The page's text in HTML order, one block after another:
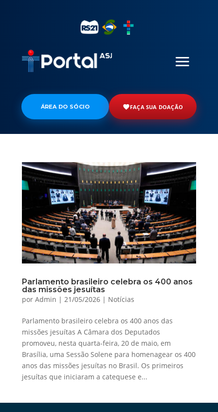
ÁREA DO SÓCIO FAÇA SUA DOAÇÃO
Parlamento brasileiro celebra os 400 anos
das missões jesuítas
por Admin | 21/05/2026| Notícias
Parlamento brasileiro celebra os 400 anos das
missões jesuítas A Câmara dos Deputados
promoveu, nesta quarta-feira, 20 de maio, em
Brasília, uma Sessão Solene para homenagear os 400
anos das missões jesuítas no Brasil. Os primeiros
jesuítas que iniciaram a catequese e...